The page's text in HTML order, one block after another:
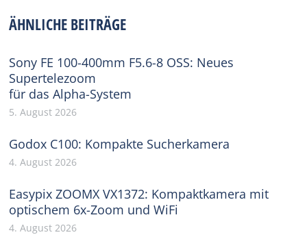
ÄHNLICHE BEITRÄGE
Sony FE 100-400mm F5.6-8 OSS: Neues
Supertelezoom
für das Alpha-System
5. August 2026
Godox C100: Kompakte Sucherkamera
4. August 2026
Easypix ZOOMX VX1372: Kompaktkamera mit
optischem 6x-Zoom und WiFi
4. August 2026